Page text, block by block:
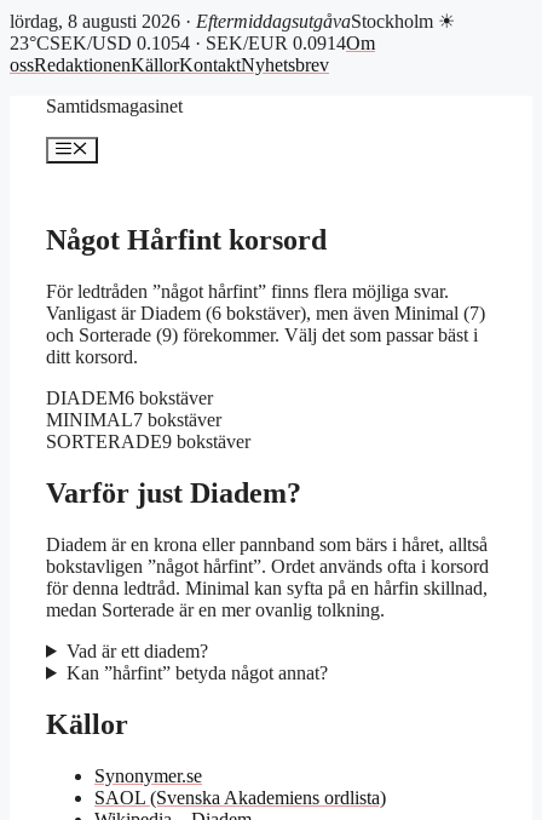
lördag, 8 augusti 2026 · EftermiddagsutgåvaStockholm ☀
23°CSEK/USD 0.1054 · SEK/EUR 0.0914Om
ossRedaktionenKällorKontaktNyhetsbrev
Samtidsmagasinet
Meny
Något Hårfint korsord
För ledtråden ”något hårfint” finns flera möjliga svar.
Vanligast är Diadem (6 bokstäver), men även Minimal (7)
och Sorterade (9) förekommer. Välj det som passar bäst i
ditt korsord.
DIADEM6 bokstäver
MINIMAL7 bokstäver
SORTERADE9 bokstäver
Varför just Diadem?
Diadem är en krona eller pannband som bärs i håret, alltså
bokstavligen ”något hårfint”. Ordet används ofta i korsord
för denna ledtråd. Minimal kan syfta på en hårfin skillnad,
medan Sorterade är en mer ovanlig tolkning.
Vad är ett diadem?
Kan ”hårfint” betyda något annat?
Källor
Synonymer.se
SAOL (Svenska Akademiens ordlista)